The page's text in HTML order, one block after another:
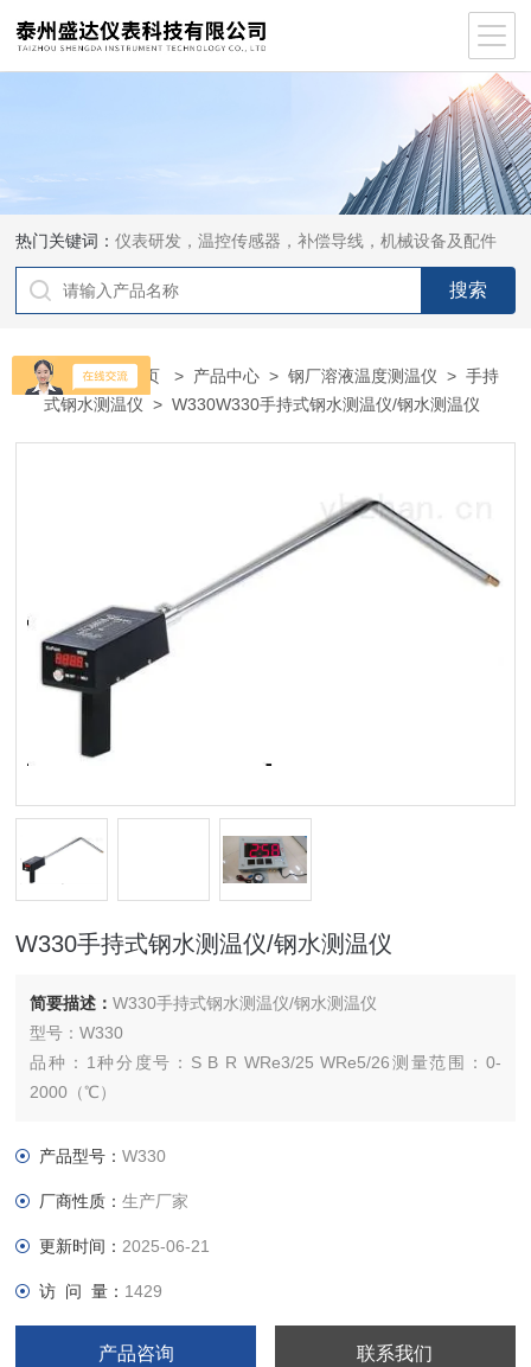
热门关键词：仪表研发，温控传感器，补偿导线，机械设备及配件
当前位置：首页 > 产品中心 >钢厂溶液温度测温仪 >手持
式钢水测温仪 > W330W330手持式钢水测温仪/钢水测温仪
W330手持式钢水测温仪/钢水测温仪
简要描述：W330手持式钢水测温仪/钢水测温仪
型号：W330
品种：1种分度号：S B R WRe3/25 WRe5/26测量范围：0-
2000（℃）
产品型号：W330
厂商性质：生产厂家
更新时间： 2025-06-21
访 问 量： 1429
产品咨询 联系我们